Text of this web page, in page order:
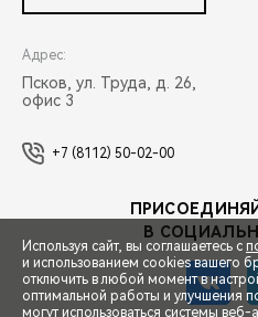
CHERY ДЛЯ ДЕТЕЙ
Адрес:
Псков, ул. Труда, д. 26,
офис 3
+7 (8112) 50-02-00
В
Используя сайт, вы соглашаетесь с
и использованием cookies вашего
отключить в любой момент в
оптимальной работы и улучшения
могут использоваться системы веб-